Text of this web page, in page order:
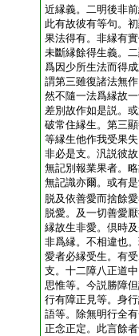
近縁義。二明後非
此有故彼有等句。
果法得有。非縁有
未斷縁餘得生義。
爲因少所生法而得
謂第三雖復諸法無
然不隨一法爲縁故
差別故作如是説。
破常住縁生。第三
等縁生他作我受果
非必是支。汎説彼
無記別報業果者。
無記識亦爾。或有
脱及依善愛而捨餘
脱愛。及一切善愛
縁故生非愛。倶時
非爲縁。不相違也
愛者必縁受生。有
支。十二障八正道
思惟等。今説勝障
行有障正見等。身
語等。除無明行全
正念正定。此言餘